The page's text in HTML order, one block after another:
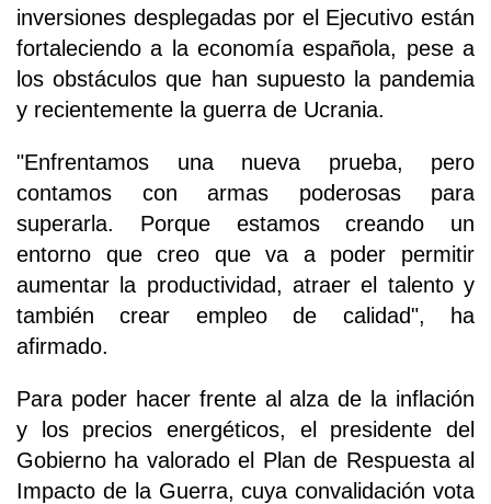
inversiones desplegadas por el Ejecutivo están
fortaleciendo a la economía española, pese a
los obstáculos que han supuesto la pandemia
y recientemente la guerra de Ucrania.
"Enfrentamos una nueva prueba, pero
contamos con armas poderosas para
superarla. Porque estamos creando un
entorno que creo que va a poder permitir
aumentar la productividad, atraer el talento y
también crear empleo de calidad", ha
afirmado.
Para poder hacer frente al alza de la inflación
y los precios energéticos, el presidente del
Gobierno ha valorado el Plan de Respuesta al
Impacto de la Guerra, cuya convalidación vota